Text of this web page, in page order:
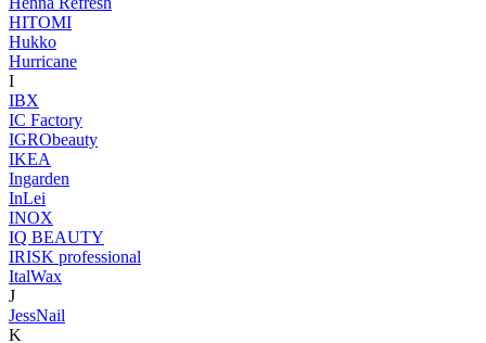
HITOMI
Hukko
Hurricane
I
IBX
IC Factory
IGRObeauty
IKEA
Ingarden
InLei
INOX
IQ BEAUTY
IRISK professional
ItalWax
J
JessNail
K